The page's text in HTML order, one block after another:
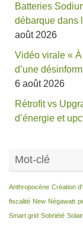
Batteries
débarque dans
août 2026
Vidéo virale «
d’une
6 août 2026
Rétrofit vs
d’énergie et
Mot-clé
Anthropocène Création
fiscalité New Négawatt
Smart grid Sobriété